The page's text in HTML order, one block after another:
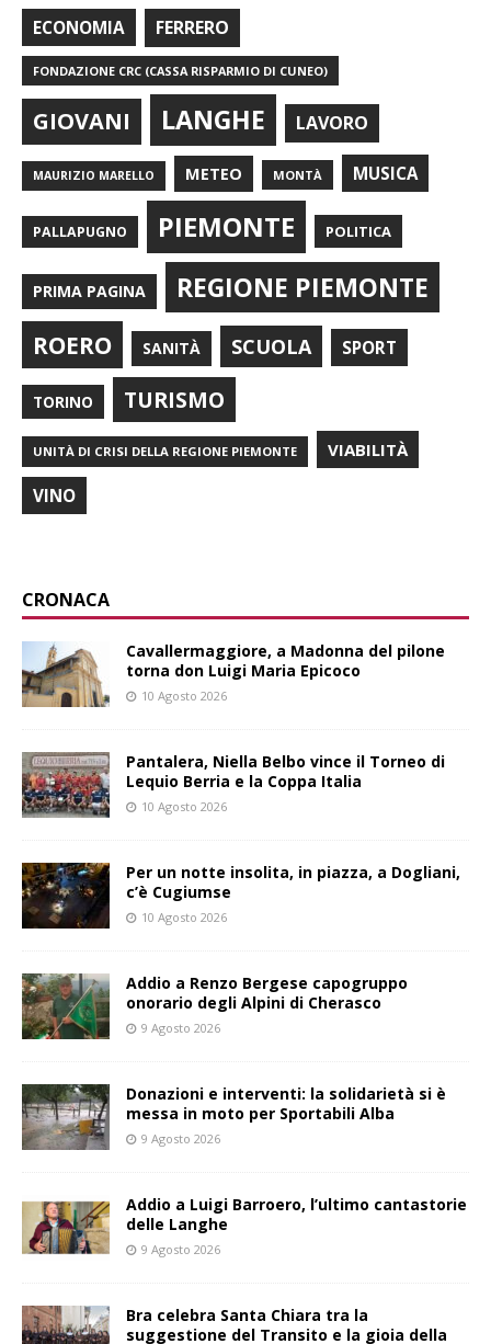
ECONOMIA FERRERO
FONDAZIONE CRC (CASSA RISPARMIO DI CUNEO)
GIOVANI LANGHE LAVORO
MAURIZIO MARELLO METEO MONTÀ MUSICA
PALLAPUGNO PIEMONTE POLITICA
PRIMA PAGINA REGIONE PIEMONTE
ROERO SANITÀ SCUOLA SPORT
TORINO TURISMO
UNITÀ DI CRISI DELLA REGIONE PIEMONTE VIABILITÀ
VINO
CRONACA
Cavallermaggiore, a Madonna del pilone
torna don Luigi Maria Epicoco
10 Agosto 2026
Pantalera, Niella Belbo vince il Torneo di
Lequio Berria e la Coppa Italia
10 Agosto 2026
Per un notte insolita, in piazza, a Dogliani,
c’è Cugiumse
10 Agosto 2026
Addio a Renzo Bergese capogruppo
onorario degli Alpini di Cherasco
9 Agosto 2026
Donazioni e interventi: la solidarietà si è
messa in moto per Sportabili Alba
9 Agosto 2026
Addio a Luigi Barroero, l’ultimo cantastorie
delle Langhe
9 Agosto 2026
Bra celebra Santa Chiara tra la
suggestione del Transito e la gioia della